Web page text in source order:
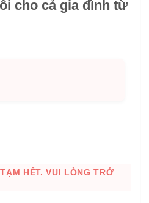
cho cả gia đình từ
HẾT. VUI LÒNG TRỞ